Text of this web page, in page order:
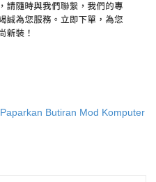
Paparkan Butiran Mod Komputer